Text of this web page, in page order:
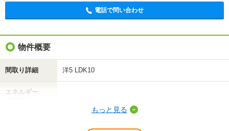
電話で問い合わせ
物件概要
間取り詳細 洋5 LDK10
エネルギー
もっと見る